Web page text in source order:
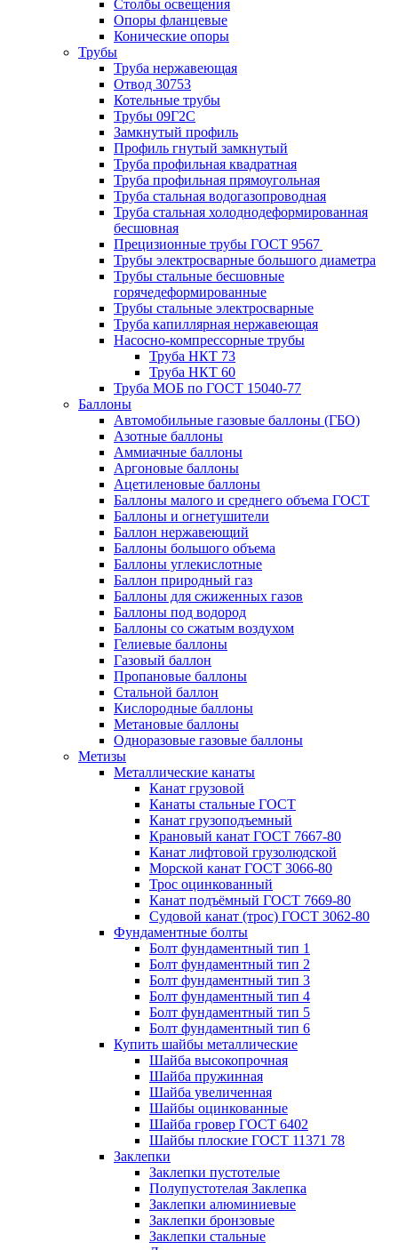
Столбы освещения
Опоры фланцевые
Конические опоры
Трубы
Труба нержавеющая
Отвод 30753
Котельные трубы
Трубы 09Г2С
Замкнутый профиль
Профиль гнутый замкнутый
Труба профильная квадратная
Труба профильная прямоугольная
Труба стальная водогазопроводная
Труба стальная холоднодеформированная
бесшовная
Прецизионные трубы ГОСТ 9567
Трубы электросварные большого диаметра
Трубы стальные бесшовные
горячедеформированные
Трубы стальные электросварные
Труба капиллярная нержавеющая
Насосно-компрессорные трубы
Труба НКТ 73
Труба НКТ 60
Труба МОБ по ГОСТ 15040-77
Баллоны
Автомобильные газовые баллоны (ГБО)
Азотные баллоны
Аммиачные баллоны
Аргоновые баллоны
Ацетиленовые баллоны
Баллоны малого и среднего объема ГОСТ
Баллоны и огнетушители
Баллон нержавеющий
Баллоны большого объема
Баллоны углекислотные
Баллон природный газ
Баллоны для сжиженных газов
Баллоны под водород
Баллоны со сжатым воздухом
Гелиевые баллоны
Газовый баллон
Пропановые баллоны
Стальной баллон
Кислородные баллоны
Метановые баллоны
Одноразовые газовые баллоны
Метизы
Металлические канаты
Канат грузовой
Канаты стальные ГОСТ
Канат грузоподъемный
Крановый канат ГОСТ 7667-80
Канат лифтовой грузолюдской
Морской канат ГОСТ 3066-80
Трос оцинкованный
Канат подъёмный ГОСТ 7669-80
Судовой канат (трос) ГОСТ 3062-80
Фундаментные болты
Болт фундаментный тип 1
Болт фундаментный тип 2
Болт фундаментный тип 3
Болт фундаментный тип 4
Болт фундаментный тип 5
Болт фундаментный тип 6
Купить шайбы металлические
Шайба высокопрочная
Шайба пружинная
Шайба увеличенная
Шайбы оцинкованные
Шайба гровер ГОСТ 6402
Шайбы плоские ГОСТ 11371 78
Заклепки
Заклепки пустотелые
Полупустотелая Заклепка
Заклепки алюминиевые
Заклепки бронзовые
Заклепки стальные